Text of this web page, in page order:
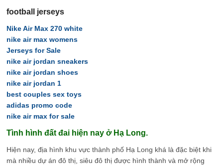
football jerseys
Nike Air Max 270 white
nike air max womens
Jerseys for Sale
nike air jordan sneakers
nike air jordan shoes
nike air jordan 1
best couples sex toys
adidas promo code
nike air max for sale
Tình hình đất đai hiện nay ở Hạ Long.
Hiện nay, địa hình khu vực thành phố Hạ Long khá là đặc biệt khi
mà nhiều dự án đô thị, siêu đô thị được hình thành và mở rộng